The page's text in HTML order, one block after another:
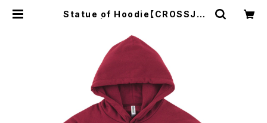
Statue of Hoodie【CROSSJA